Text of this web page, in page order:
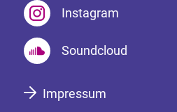
Instagram
Soundcloud
Impressum